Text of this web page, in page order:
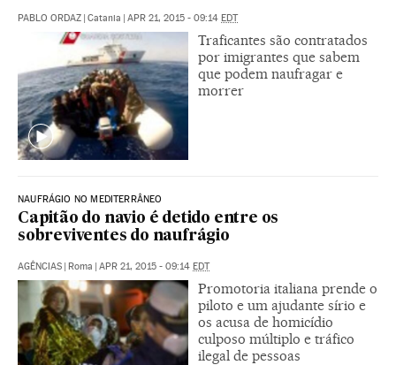
PABLO ORDAZ | Catania | APR 21, 2015 - 09:14 EDT
Traficantes são contratados
por imigrantes que sabem
que podem naufragar e
morrer
NAUFRÁGIO NO MEDITERRÂNEO
Capitão do navio é detido entre os
sobreviventes do naufrágio
AGÊNCIAS | Roma | APR 21, 2015 - 09:14 EDT
Promotoria italiana prende o
piloto e um ajudante sírio e
os acusa de homicídio
culposo múltiplo e tráfico
ilegal de pessoas